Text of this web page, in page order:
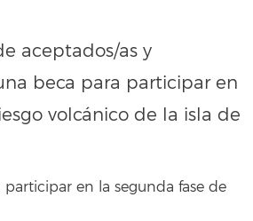
aceptados/as y
beca para participar en
volcánico de la isla de
en la segunda fase de